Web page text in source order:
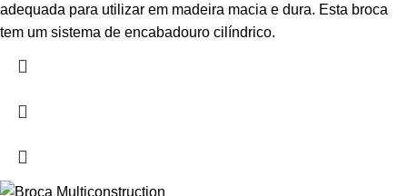
adequada para utilizar em madeira macia e dura. Esta broca
tem um sistema de encabadouro cilíndrico.